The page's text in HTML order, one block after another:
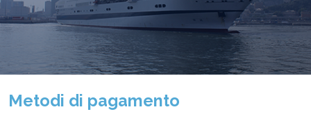
Metodi di pagamento